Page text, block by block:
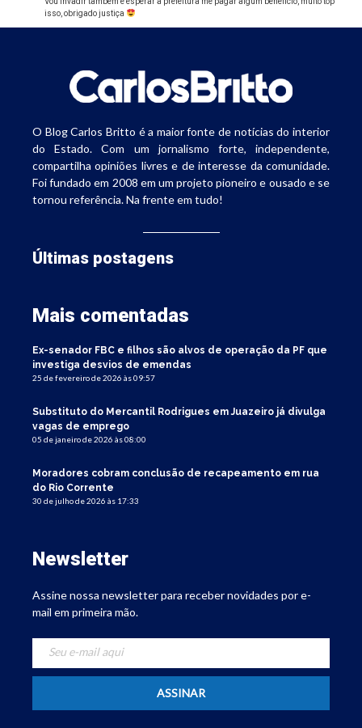
isso, obrigado justiça
O Blog Carlos Britto é a maior fonte de notícias do interior
do Estado. Com um jornalismo forte, independente,
compartilha opiniões livres e de interesse da comunidade.
Foi fundado em 2008 em um projeto pioneiro e ousado e se
tornou referência. Na frente em tudo!
Últimas postagens
Mais comentadas
Ex-senador FBC e filhos são alvos de operação da PF que
investiga desvios de emendas
25 de fevereiro de 2026 às 09:57
Substituto do Mercantil Rodrigues em Juazeiro já divulga
vagas de emprego
05 de janeiro de 2026 às 08:00
Moradores cobram conclusão de recapeamento em rua
do Rio Corrente
30 de julho de 2026 às 17:33
Newsletter
Assine nossa newsletter para receber novidades por e-
mail em primeira mão.